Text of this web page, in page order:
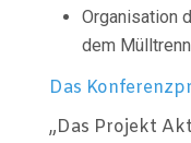
Organisation
dem
Das
„Das Projekt